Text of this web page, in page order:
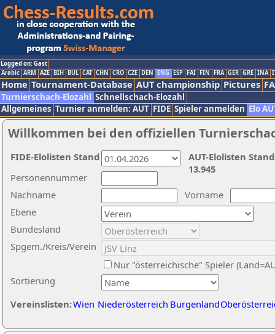
Logged on: Gast
Arabic ARM AZE BIH BUL CAT CHN CRO CZE DEN ENG ESP FAI FIN FRA GER GRE INA
Home Tournament-Database AUT championship Pictures
Turnierschach-Elozahl Schnellschach-Elozahl
Allgemeines Turnier anmelden: AUT FIDE Spieler anmelden Elo
Willkommen bei den offiziellen
Nachname
Vorname
Ebene
Sortierung
Personennummer
Bundesland
Spgem./Kreis/Verein
Nur "österreichische" Spieler
Vereinslisten:Wien Niederösterreich Burgenland
AUT-Elolisten
13.945
FIDE-Elolisten Stand